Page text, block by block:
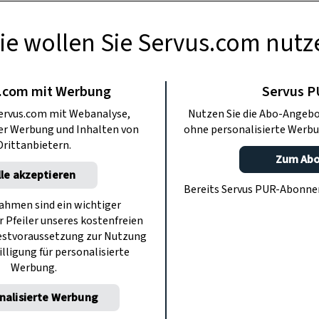
Weißensee
Am elfeinhalb Kilometer
und Alaska aufeinanderzutreffen.
wollen Sie Servus.com
mit Werbung
mit Webanalyse,
Werbung und Inhalten von
akzeptieren
sind ein wichtiger
unseres kostenfreien
zur Nutzung
für personalisierte
Werbung.
Werbung
Servus
Nutzen Sie die Abo-
ohne personalisierte
Zum
Bereits Servus PUR-